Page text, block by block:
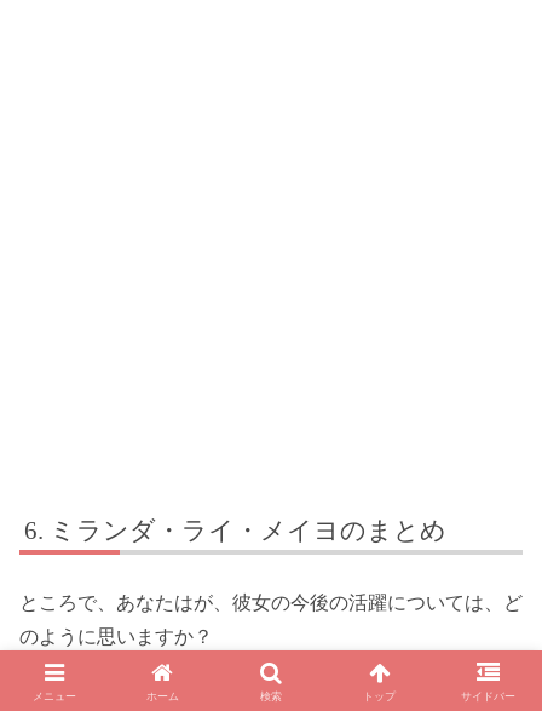
ミランダ・ライ・メイヨのまとめ
ところで、あなたはが、彼女の今後の活躍については、ど
のように思いますか？
彼女のこれまでの功績をまとめつつ、将来のプロジェクト
メニュー ホーム 検索 トップ サイドバー